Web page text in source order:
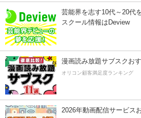
芸能界を志す10代～20代
スクール情報はDeview
漫画読み放題サブスクお
オリコン顧客満足度ランキング
2026年動画配信サービス